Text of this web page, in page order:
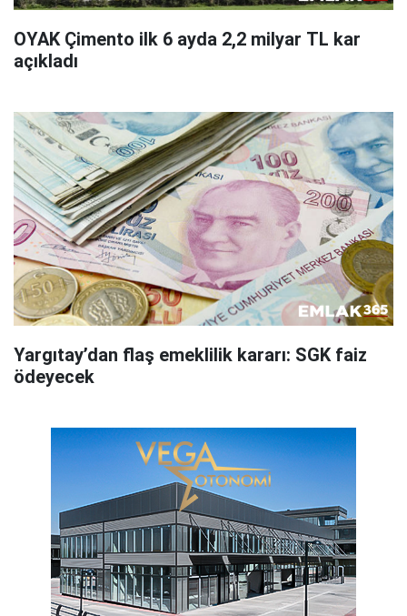
OYAK Çimento ilk 6 ayda 2,2 milyar TL kar
açıkladı
Yargıtay’dan flaş emeklilik kararı: SGK faiz
ödeyecek